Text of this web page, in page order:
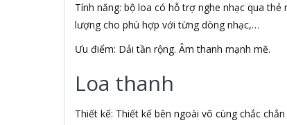
Airmouse
AIRPORT
AK
AKG
AKIRA
Tính năng: bộ loa có hỗ trợ nghe nhạc qua
lượng cho phù hợp với từng dòng nhạc,…
Ưu điểm: Dải tần rộng. Âm thanh mạnh mẽ.
Loa thanh
Thiết kế: Thiết kế bên ngoài vô cùng chắc